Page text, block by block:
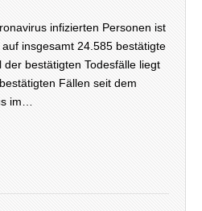
infizierten Personen ist
insgesamt 24.585 bestätigte
bestätigten Todesfälle liegt
Fällen seit dem
im…